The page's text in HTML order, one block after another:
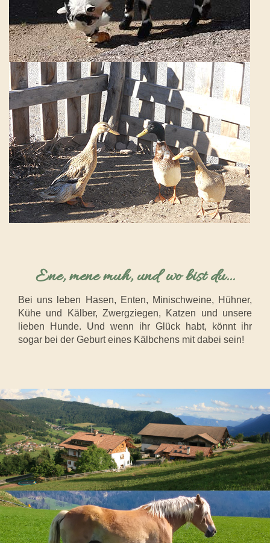
Ene, mene muh, und wo bist du...
Bei uns leben Hasen, Enten, Minischweine, Hühner,
Kühe und Kälber, Zwergziegen, Katzen und unsere
lieben Hunde. Und wenn ihr Glück habt, könnt ihr
sogar bei der Geburt eines Kälbchens mit dabei sein!